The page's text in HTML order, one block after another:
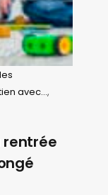
avec...,
rentrée